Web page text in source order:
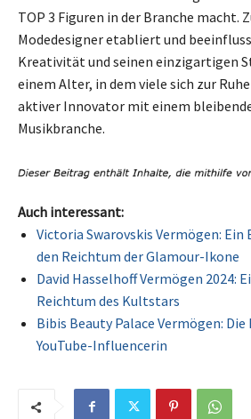
TOP 3 Figuren in der Branche macht.
Modedesigner etabliert und
Kreativität und seinen einzigartigen
einem Alter, in dem viele sich zur
aktiver Innovator mit einem
Musikbranche.
Auch interessant:
Victoria Swarovskis Vermögen: Ein
den Reichtum der Glamour-Ikone
David Hasselhoff Vermögen 2024:
Reichtum des Kultstars
Bibis Beauty Palace Vermögen:
YouTube-Influencerin